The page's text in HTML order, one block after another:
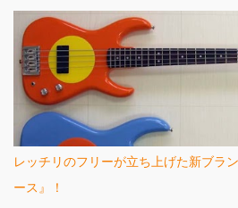
レッチリのフリーが立ち上げた新ブラ
ース』！